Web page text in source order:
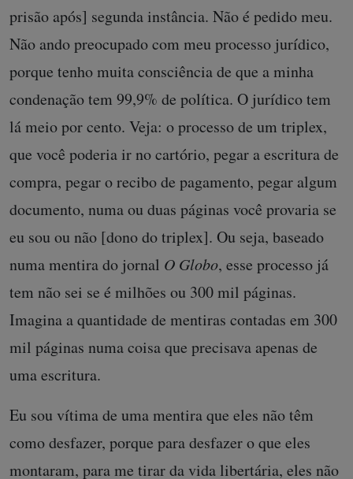
prisão após] segunda instância. Não é pedido meu.
Não ando preocupado com meu processo jurídico,
porque tenho muita consciência de que a minha
condenação tem 99,9% de política. O jurídico tem
lá meio por cento. Veja: o processo de um triplex,
que você poderia ir no cartório, pegar a escritura de
compra, pegar o recibo de pagamento, pegar algum
documento, numa ou duas páginas você provaria se
eu sou ou não [dono do triplex]. Ou seja, baseado
numa mentira do jornal O Globo, esse processo já
tem não sei se é milhões ou 300 mil páginas.
Imagina a quantidade de mentiras contadas em 300
mil páginas numa coisa que precisava apenas de
uma escritura.
Eu sou vítima de uma mentira que eles não têm
como desfazer, porque para desfazer o que eles
montaram, para me tirar da vida libertária, eles não